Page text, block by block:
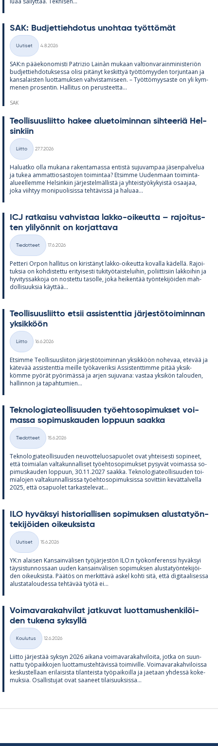
SAK: Bud­jet­tieh­do­tus unoh­taa työt­tö­mät
Kategoriat
Uutiset
4.8.2026
SAK:n pää­e­ko­no­misti Pat­rizio Lainàn mu­kaan val­tion­va­rain­mi­nis­te­riön
bud­jet­tieh­do­tuk­sessa olisi pi­tä­nyt kes­kit­tyä työt­tö­myy­den tor­jun­taan ja
kan­sa­lais­ten luot­ta­muk­sen vah­vis­ta­mi­seen. – Työt­tö­myy­saste on yli kym­
me­nen pro­sen­tin. Hal­li­tus on pe­rus­teetta...
SAK
Teol­li­suus­liitto ha­kee alue­toi­min­nan sih­tee­riä Hel­
sin­kiin
Kategoriat
Liitto
27.7.2026
Ha­luatko olla mu­kana ra­ken­ta­massa en­tistä su­ju­vam­paa jä­sen­pal­ve­lua
ja tu­kea am­mat­tio­sas­to­jen toi­min­taa? Et­simme Uu­den­maan toi­minta-
alu­eel­lemme Hel­sin­kiin jär­jes­tel­mäl­listä ja yh­teis­työ­ky­kyistä osaa­jaa,
joka viih­tyy mo­ni­puo­li­sissa teh­tä­vissä ja ha­luaa...
ICJ rat­kaisu vah­vis­taa lakko-oi­keutta – ra­joi­tus­
ten yli­lyön­nit on kor­jat­tava
Kategoriat
Tiedotteet
17.6.2026
Pet­teri Or­pon hal­li­tus on ki­ris­tä­nyt lakko-oi­keutta ko­valla kä­dellä. Ra­joi­
tuk­sia on koh­dis­tettu eri­tyi­sesti tu­ki­työ­tais­te­lui­hin, po­liit­ti­siin lak­koi­hin ja
hy­vi­tys­sak­koja on nos­tettu ta­solle, joka hei­ken­tää työn­te­ki­jöi­den mah­
dol­li­suuk­sia käyt­tää...
Teol­li­suus­liitto et­sii as­sis­tent­tia jär­jes­tö­toi­min­nan
yk­sik­köön
Kategoriat
Liitto
16.6.2026
Et­simme Teol­li­suus­lii­ton jär­jes­tö­toi­min­nan yk­sik­köön no­he­vaa, ete­vää ja
kä­te­vää as­sis­tent­tia meille työ­ka­ve­riksi As­sis­tent­timme pi­tää yk­sik­
kömme pyö­rät pyö­ri­mässä ja ar­jen su­ju­vana: vas­taa yk­si­kön ta­lou­den,
hal­lin­non ja ta­pah­tu­mien...
Tek­no­lo­gia­teol­li­suu­den työ­eh­to­so­pi­muk­set voi­
massa so­pi­mus­kau­den lop­puun saakka
Kategoriat
Tiedotteet
15.6.2026
Tek­no­lo­gia­teol­li­suu­den neu­vot­te­luos­a­puo­let ovat yh­tei­sesti so­pi­neet,
että toi­mia­lan val­ta­kun­nal­li­set työ­eh­to­so­pi­muk­set py­sy­vät voi­massa so­
pi­mus­kau­den lop­puun, 30.11.2027 saakka. Tek­no­lo­gia­teol­li­suu­den toi­
mia­lo­jen val­ta­kun­nal­li­sissa työ­eh­to­so­pi­muk­sissa so­vit­tiin ke­vät­tal­vella
2025, että os­a­puo­let tar­kas­te­le­vat...
ILO hy­väk­syi his­to­rial­li­sen so­pi­muk­sen alus­ta­työn­
te­ki­jöi­den oi­keuk­sista
Kategoriat
Uutiset
15.6.2026
YK:n alai­sen Kan­sain­vä­li­sen työ­jär­jes­tön ILO:n työ­kon­fe­renssi hy­väk­syi
täy­sis­tun­nos­saan uu­den kan­sain­vä­li­sen so­pi­muk­sen alus­ta­työn­te­ki­jöi­
den oi­keuk­sista. Pää­tös on mer­kit­tävä as­kel kohti sitä, että di­gi­taa­li­sessa
alus­ta­ta­lou­dessa teh­tä­vää työtä ei...
Voi­ma­va­ra­kah­vi­lat jat­ku­vat luot­ta­mus­hen­ki­löi­
den tu­kena syk­syllä
Kategoriat
Koulutus
12.6.2026
Liitto jär­jes­tää syk­syn 2026 ai­kana voi­ma­va­ra­kah­vi­loita, jotka on suun­
nattu työ­paik­ko­jen luot­ta­mus­teh­tä­vissä toi­mi­ville. Voi­ma­va­ra­kah­vi­loissa
kes­kus­tel­laan eri­lai­sista ti­lan­teista työ­pai­koilla ja jae­taan yh­dessä ko­ke­
muk­sia. Osal­lis­tu­jat ovat saa­neet ti­lai­suuk­sissa...